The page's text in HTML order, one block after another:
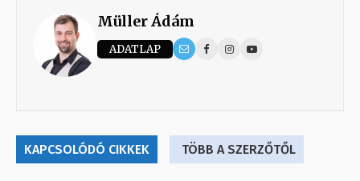
Müller Ádám
ADATLAP
KAPCSOLÓDÓ CIKKEK TÖBB A SZERZŐTŐL